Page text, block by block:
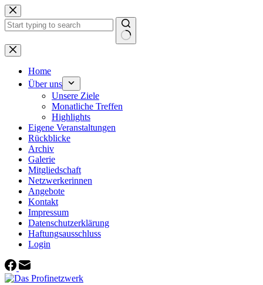
Zum
Inhalt
springen
Keine
Ergebnisse
Home
Über uns
Unsere Ziele
Monatliche Treffen
Highlights
Eigene Veranstaltungen
Rückblicke
Archiv
Galerie
Mitgliedschaft
Netzwerkerinnen
Angebote
Kontakt
Impressum
Datenschutzerklärung
Haftungsausschluss
Login